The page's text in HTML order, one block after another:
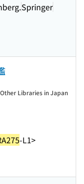
Springer
-L1>
Other Libraries in Japan